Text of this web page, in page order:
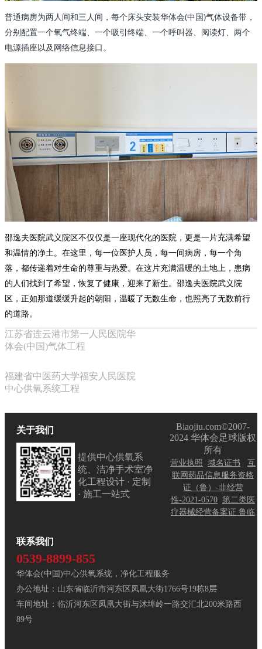
普通病房为两人间和三人间，每个床头安装华体会(中国)气体设备带，
分别配置一个氧气终端、一个吸引终端、一个呼叫器、阅读灯、两个
电源插座以及网络信息接口。
邵逸夫医院武义院区不仅仅是一座现代化的医院，更是一片充满希望
和温情的净土。在这里，每一位医护人员，每一间病房，每一个角
落，都传递着对生命的尊重与热爱。在这片充满温暖的土地上，患病
的人们找到了希望，恢复了健康，迎来了新生。邵逸夫医院武义院
区，正如那道缓缓升起的朝阳，温暖了无数生命，也照亮了无数前行
的道路。
江苏省连云港市第一人民医院华
体会(中国)气体工程
福建省中医药大学福安人民医院
中心供氧系统工程
关于我们
提供中心供氧系
统、洁净手术室净
化工程设计 · 定制
· 施工一站式
联系我们
0539-8899-855
华体会(中国)中心供氧系统，净化工程服务
办公地址：山东省临沂市河东区凤凰大街1766号19栋8层
车间地址：临沂河东区凤凰大街与沭埠岭一路交汇北200米路西
89号
Biaojiu.com©2007-
2024 华体会足球版权
所有
营业执照 域名证书
互
联网药品信息服务资格
证（鲁）-非经营
性-2021-0570 第二类医
疗器械经营备案证 鲁临